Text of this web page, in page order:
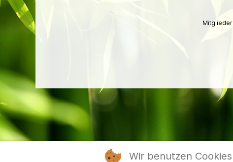
Mitglieder
Wir benutzen Cookies